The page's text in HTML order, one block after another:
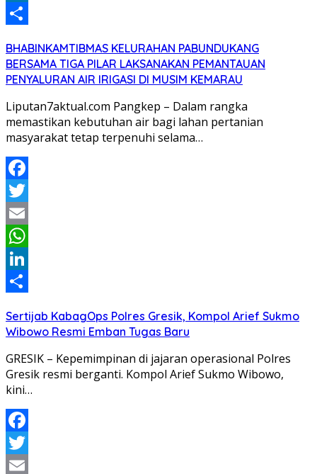
LinkedIn
BHABINKAMTIBMAS KELURAHAN PABUNDUKANG
BERSAMA TIGA PILAR LAKSANAKAN PEMANTAUAN
PENYALURAN AIR IRIGASI DI MUSIM KEMARAU
Liputan7aktual.com Pangkep – Dalam rangka
memastikan kebutuhan air bagi lahan pertanian
masyarakat tetap terpenuhi selama…
Facebook
Twitter
Email
WhatsApp
LinkedIn
Sertijab KabagOps Polres Gresik, Kompol Arief Sukmo
Wibowo Resmi Emban Tugas Baru
GRESIK – Kepemimpinan di jajaran operasional Polres
Gresik resmi berganti. Kompol Arief Sukmo Wibowo,
kini…
Facebook
Twitter